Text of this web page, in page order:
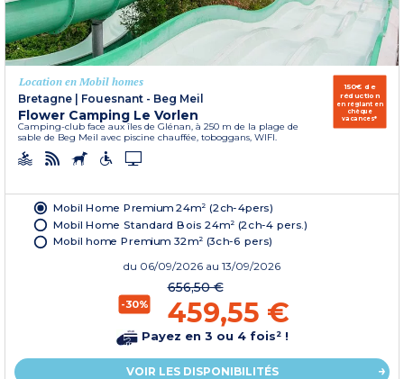
Location en Mobil homes
Bretagne | Fouesnant - Beg Meil
Flower Camping Le Vorlen
Camping-club face aux îles de Glénan, à 250 m de la plage de
sable de Beg Meil avec piscine chauffée, toboggans, WIFI.
150€ de
réduction
en réglant en
chèque
vacances*
Mobil Home Premium 24m² (2ch-4pers)
Mobil Home Standard Bois 24m² (2ch-4 pers.)
Mobil home Premium 32m² (3ch-6 pers)
du 06/09/2026 au 13/09/2026
-30%
656,50 €
459,55 €
Payez en 3 ou 4 fois² !
VOIR LES DISPONIBILITÉS